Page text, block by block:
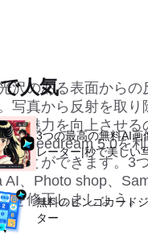
沢のある表面から
写真から反射を取
的魅力を向上させ
、Seedream 5.0を
ことができます。3
AI、Photo shop、
を修正しましょう。
人気
3つの最高の無料AI画
レーター|秒で美しい
無料のビンゴカード
ター